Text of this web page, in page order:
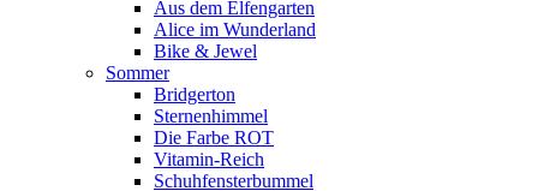
Aus dem Elfengarten
Alice im Wunderland
Bike & Jewel
Sommer
Bridgerton
Sternenhimmel
Die Farbe ROT
Vitamin-Reich
Schuhfensterbummel